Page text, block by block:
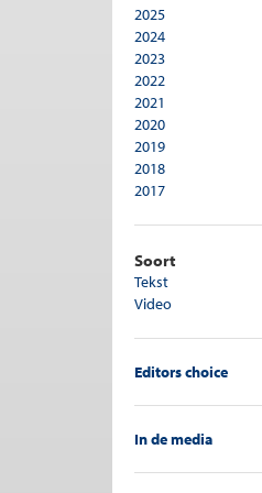
Pensioen
Personeelsbeleid
Publieke sector
Recht en economie
Regulering
Ruimtelijke ordening
Sociale zekerheid
Sport
Transporteconomie
Woningmarkt
2025
2024
2023
2022
2021
2020
2019
2018
2017
2014
2013
2012
2010
2009
Soort
Tekst
Video
Editors choice
In de media